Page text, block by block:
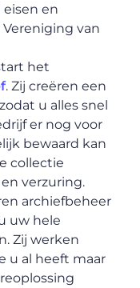
eisen en
van
het
. Zij creëren een
u alles snel
er nog voor
bewaard kan
collectie
verzuring.
archiefbeheer
uw hele
Zij werken
u al heeft maar